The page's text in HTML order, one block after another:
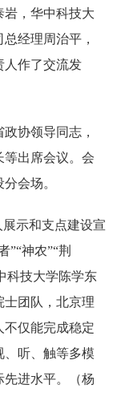
岩，华中科技大
经理周治平，
人作了交流发
协领导同志，
等出席会议。会
会场。
示和支点建设宣
神农”“荆
科技大学陈学东
士团队，北京理
不仅能完成稳定
、听、触等多模
进水平。
（杨